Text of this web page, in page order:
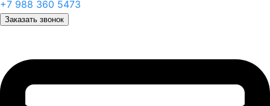
+7 988 360 5473
Заказать звонок